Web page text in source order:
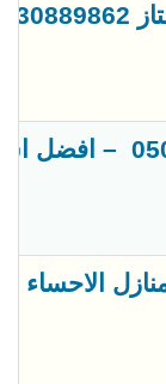
الشرقية